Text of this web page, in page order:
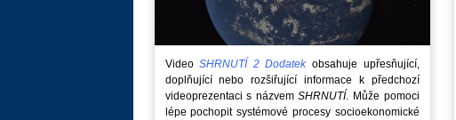
VideoSHRNUTÍ 2 Dodatekobsahuje upřesňující,
doplňující nebo rozšiřující informace k předchozí
videoprezentaci s názvemSHRNUTÍ. Může pomoci
lépe pochopit systémové procesy socioekonomické